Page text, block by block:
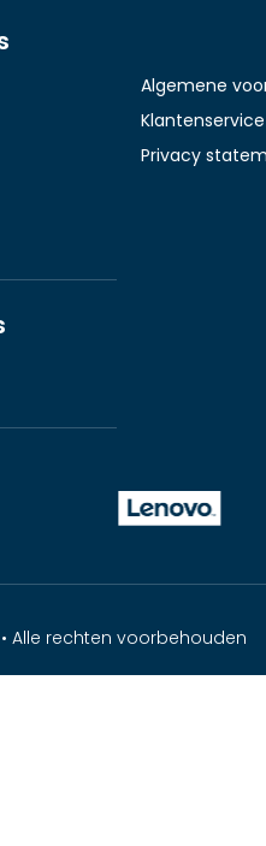
Algemene
Klantenservice
Privacy
Alle rechten voorbehouden